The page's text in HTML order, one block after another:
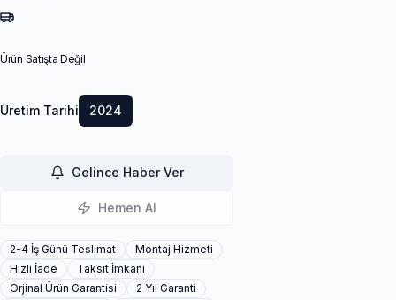
Ürün Satışta Değil
Üretim Tarihi 2024
Gelince Haber Ver
Hemen Al
2-4 İş Günü Teslimat
Montaj Hizmeti
Hızlı İade
Taksit İmkanı
Orjinal Ürün Garantisi
2 Yıl Garanti